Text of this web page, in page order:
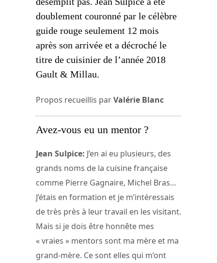
doublement couronné par le célèbre
guide rouge seulement 12 mois
après son arrivée et a décroché le
titre de cuisinier de l’année 2018
Gault & Millau.
Propos recueillis parValérie Blanc
Avez-vous eu un mentor ?
Jean Sulpice: J’en ai eu plusieurs, des
grands noms de la cuisine française
comme Pierre Gagnaire, Michel Bras…
J’étais en formation et je m’intéressais
de très près à leur travail en les visitant.
Mais si je dois être honnête mes
« vraies » mentors sont ma mère et ma
grand-mère. Ce sont elles qui m’ont